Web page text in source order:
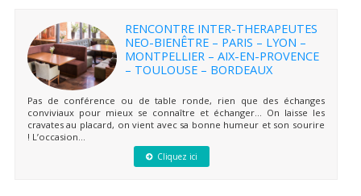
RENCONTRE INTER-THERAPEUTES
NEO-BIENÊTRE – PARIS – LYON –
MONTPELLIER – AIX-EN-PROVENCE
– TOULOUSE – BORDEAUX
Pas de conférence ou de table ronde, rien que des échanges
conviviaux pour mieux se connaître et échanger… On laisse les
cravates au placard, on vient avec sa bonne humeur et son sourire
! L’occasion...
Cliquez ici